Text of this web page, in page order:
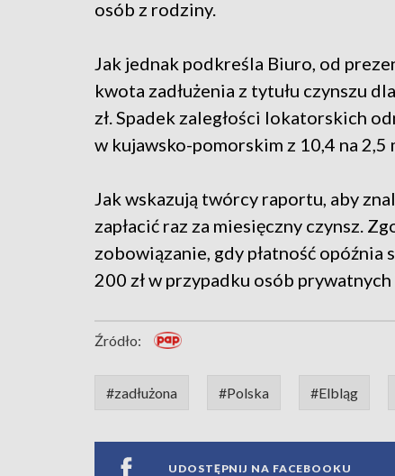
osób z rodziny.
Jak jednak podkreśla Biuro, od
kwota zadłużenia z tytułu czynszu
zł. Spadek zaległości lokatorskich
w kujawsko-pomorskim z 10,4 na 2,5
Jak wskazują twórcy raportu, aby
zapłacić raz za miesięczny czynsz.
zobowiązanie, gdy płatność opóźnia
200 zł w przypadku osób
Źródło:
#zadłużona #Polska #Elbląg
UDOSTĘPNIJ NA FACEBOOKU